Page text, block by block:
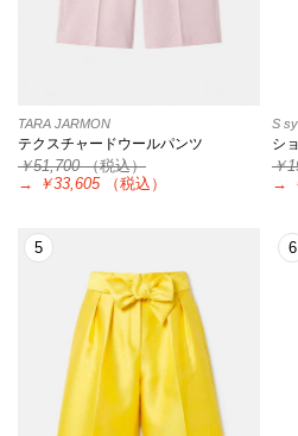
TARA JARMON
テクスチャードウールパンツ
￥51,700（税込）
→
￥33,605 （税込）
S
シ
￥
→
5 6